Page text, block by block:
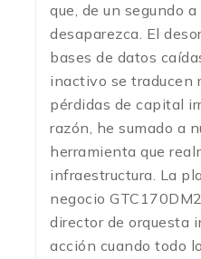
que, de un segundo
desaparezca. El
bases de datos
inactivo se traducen
pérdidas de capital
razón, he sumado a
herramienta que
infraestructura. La
negocio
director de orquesta
acción cuando todo